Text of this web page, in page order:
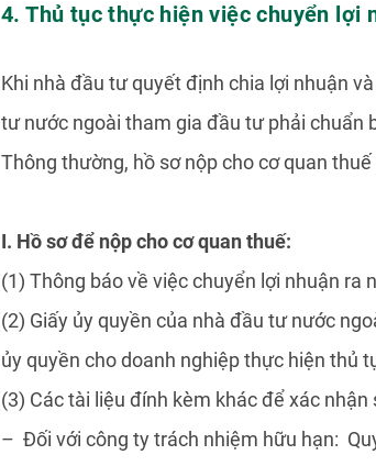
4. Thủ tục thực hiện việc chuyển lợi
Khi nhà đầu tư quyết định chia lợi nhuận
tư nước ngoài tham gia đầu tư phải chuẩn
Thông thường, hồ sơ nộp cho cơ quan
I. Hồ sơ để nộp cho cơ quan thuế:
(1) Thông báo về việc chuyển lợi nhuận
(2) Giấy ủy quyền của nhà đầu tư nước
ủy quyền cho doanh nghiệp thực hiện thủ
(3) Các tài liệu đính kèm khác để xác
– Đối với công ty trách nhiệm hữu hạn: